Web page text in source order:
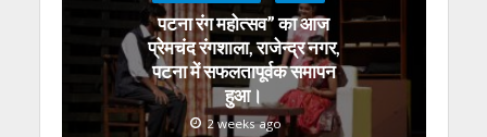
p
o
k
m g
er
n
पटना रंग महोत्सव” का आज
प्रेमचंद रंगशाला, राजेन्द्र नगर,
पटना में सफलतापूर्वक समापन
हुआ।
2 weeks ago